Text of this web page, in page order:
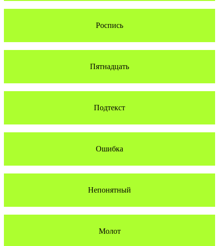
Роспись
Пятнадцать
Подтекст
Ошибка
Непонятный
Молот